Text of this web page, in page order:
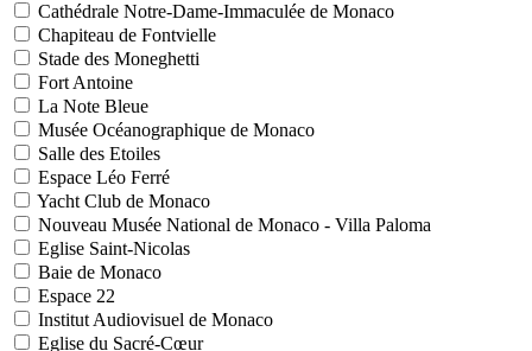
Cathédrale Notre-Dame-Immaculée de Monaco
Chapiteau de Fontvielle
Stade des Moneghetti
Fort Antoine
La Note Bleue
Musée Océanographique de Monaco
Salle des Etoiles
Espace Léo Ferré
Yacht Club de Monaco
Nouveau Musée National de Monaco - Villa Paloma
Eglise Saint-Nicolas
Baie de Monaco
Espace 22
Institut Audiovisuel de Monaco
Eglise du Sacré-Cœur